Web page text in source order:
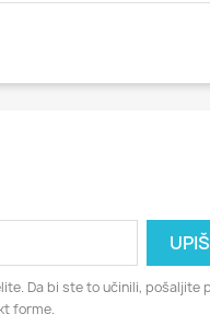
Da bi ste to učinili, pošaljite
forme.